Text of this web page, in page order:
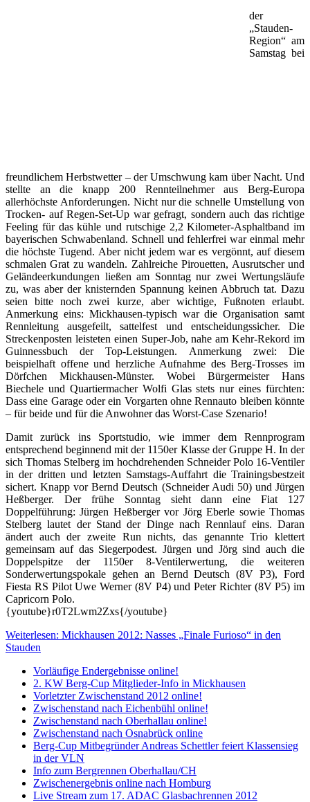
der
„Stauden-
Region“ am
Samstag bei
freundlichem Herbstwetter – der Umschwung kam über Nacht. Und
stellte an die knapp 200 Rennteilnehmer aus Berg-Europa
allerhöchste Anforderungen. Nicht nur die schnelle Umstellung von
Trocken- auf Regen-Set-Up war gefragt, sondern auch das richtige
Feeling für das kühle und rutschige 2,2 Kilometer-Asphaltband im
bayerischen Schwabenland. Schnell und fehlerfrei war einmal mehr
die höchste Tugend. Aber nicht jedem war es vergönnt, auf diesem
schmalen Grat zu wandeln. Zahlreiche Pirouetten, Ausrutscher und
Geländeerkundungen ließen am Sonntag nur zwei Wertungsläufe
zu, was aber der knisternden Spannung keinen Abbruch tat. Dazu
seien bitte noch zwei kurze, aber wichtige, Fußnoten erlaubt.
Anmerkung eins: Mickhausen-typisch war die Organisation samt
Rennleitung ausgefeilt, sattelfest und entscheidungssicher. Die
Streckenposten leisteten einen Super-Job, nahe am Kehr-Rekord im
Guinnessbuch der Top-Leistungen. Anmerkung zwei: Die
beispielhaft offene und herzliche Aufnahme des Berg-Trosses im
Dörfchen Mickhausen-Münster. Wobei Bürgermeister Hans
Biechele und Quartiermacher Wolfi Glas stets nur eines fürchten:
Dass eine Garage oder ein Vorgarten ohne Rennauto bleiben könnte
– für beide und für die Anwohner das Worst-Case Szenario!
Damit zurück ins Sportstudio, wie immer dem Rennprogram
entsprechend beginnend mit der 1150er Klasse der Gruppe H. In der
sich Thomas Stelberg im hochdrehenden Schneider Polo 16-Ventiler
in der dritten und letzten Samstags-Auffahrt die Trainingsbestzeit
sichert. Knapp vor Bernd Deutsch (Schneider Audi 50) und Jürgen
Heßberger. Der frühe Sonntag sieht dann eine Fiat 127
Doppelführung: Jürgen Heßberger vor Jörg Eberle sowie Thomas
Stelberg lautet der Stand der Dinge nach Rennlauf eins. Daran
ändert auch der zweite Run nichts, das genannte Trio klettert
gemeinsam auf das Siegerpodest. Jürgen und Jörg sind auch die
Doppelspitze der 1150er 8-Ventilerwertung, die weiteren
Sonderwertungspokale gehen an Bernd Deutsch (8V P3), Ford
Fiesta RS Pilot Uwe Werner (8V P4) und Peter Richter (8V P5) im
Capricorn Polo.
{youtube}r0T2Lwm2Zxs{/youtube}
Weiterlesen: Mickhausen 2012: Nasses „Finale Furioso“ in den
Stauden
Vorläufige Endergebnisse online!
2. KW Berg-Cup Mitglieder-Info in Mickhausen
Vorletzter Zwischenstand 2012 online!
Zwischenstand nach Eichenbühl online!
Zwischenstand nach Oberhallau online!
Zwischenstand nach Osnabrück online
Berg-Cup Mitbegründer Andreas Schettler feiert Klassensieg
in der VLN
Info zum Bergrennen Oberhallau/CH
Zwischenergebnis online nach Homburg
Live Stream zum 17. ADAC Glasbachrennen 2012